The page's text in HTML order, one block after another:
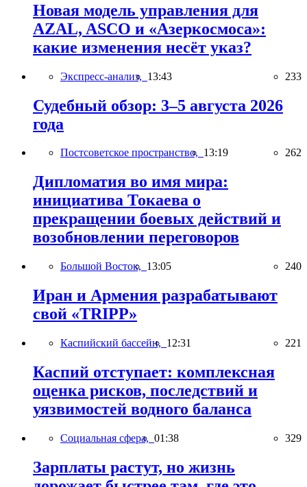
Новая модель управления для
AZAL, ASCO и «Азеркосмоса»:
какие изменения несёт указ?
Экспресс-анализ, 13:43 233
Судебный обзор: 3–5 августа 2026
года
Постсоветское пространство, 13:19 262
Дипломатия во имя мира:
инициатива Токаева о
прекращении боевых действий и
возобновлении переговоров
Большой Восток, 13:05 240
Иран и Армения разрабатывают
свой «TRIPP»
Каспийский бассейн, 12:31 221
Каспий отступает: комплексная
оценка рисков, последствий и
уязвимостей водного баланса
Социальная сфера, 01:38 329
Зарплаты растут, но жизнь